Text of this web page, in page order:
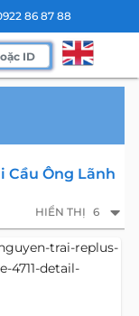
86 87 88
Cầu Ông Lãnh
HIỂN THỊ 6